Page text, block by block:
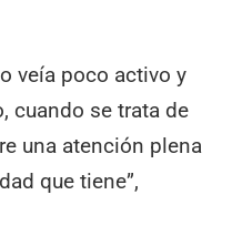
veía poco activo y
cuando se trata de
una atención plena
que tiene”,